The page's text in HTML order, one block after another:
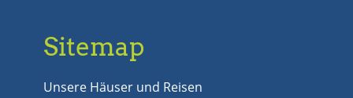
Sitemap
Unsere Häuser und Reisen